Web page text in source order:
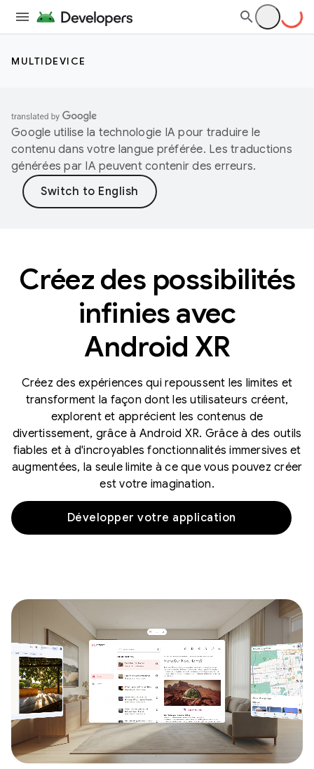
MULTIDEVICE
Google utilise la technologie IA pour traduire le
contenu dans votre langue préférée. Les traductions
générées par IA peuvent contenir des erreurs.
Créez des possibilités
infinies avec
Android XR
Créez des expériences qui repoussent les limites et
transforment la façon dont les utilisateurs créent,
explorent et apprécient les contenus de
divertissement, grâce à Android XR. Grâce à des outils
fiables et à d'incroyables fonctionnalités immersives et
augmentées, la seule limite à ce que vous pouvez créer
est votre imagination.
Développer votre application